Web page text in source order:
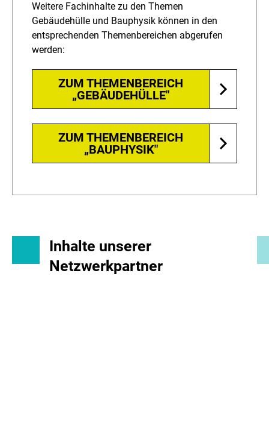
Weitere Fachinhalte zu den Themen
Gebäudehülle und Bauphysik können in den
entsprechenden Themenbereichen abgerufen
werden:
ZUM THEMENBEREICH
„GEBÄUDEHÜLLE"
ZUM THEMENBEREICH
„BAUPHYSIK"
Inhalte unserer
Netzwerkpartner